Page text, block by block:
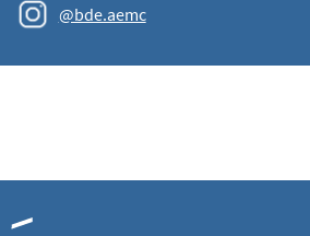
@bde.aemc